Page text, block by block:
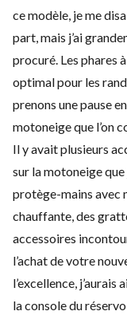
ce modèle, je me
part, mais j’ai
procuré. Les phares
optimal pour les
prenons une pause
motoneige que l’on
Il y avait plusieurs
sur la motoneige que
protège-mains avec
chauffante, des
accessoires
l’achat de votre
l’excellence,
la console du